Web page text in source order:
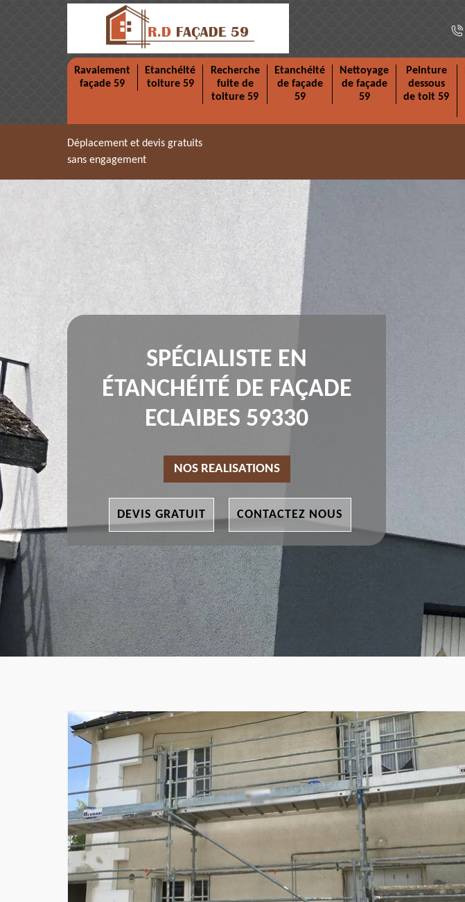
Ravalement
façade 59
Etanchéité
toiture 59
Recherche
fuite de
toiture 59
Etanchéité
de façade
59
Nettoyage
de façade
59
Peinture
dessous
de toit 59
Déplacement et devis gratuits
sans engagement
SPÉCIALISTE EN
ÉTANCHÉITÉ DE FAÇADE
ECLAIBES 59330
NOS REALISATIONS
DEVIS GRATUIT CONTACTEZ NOUS